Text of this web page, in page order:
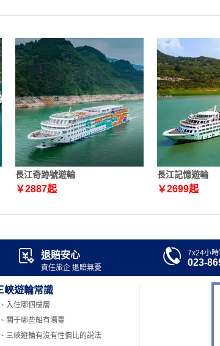
長江奇跡號遊輪
￥2887起
長江記憶遊輪
￥2699起
 退賠安心
責任旅企 退賠無憂
 7x24小
023-
峽遊輪常識
入住哪個樓層
關于哪些船有陽臺
三峽遊輪有沒有性價比的說法